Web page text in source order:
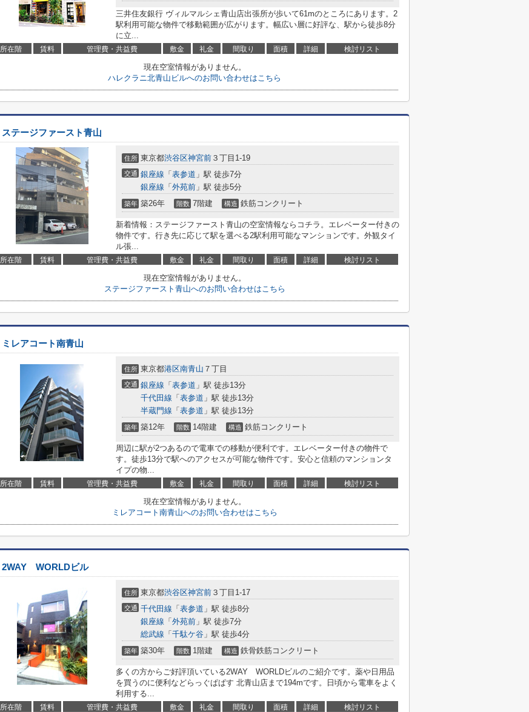
三井住友銀行 ヴィルマルシェ青山店出張所が歩いて61mのところにあります。2
駅利用可能な物件で移動範囲が広がります。幅広い層に好評な、駅から徒歩8分
に立...
所在階 賃料 管理費・共益費 敷金 礼金 間取り 面積 詳細 検討リスト
現在空室情報がありません。
ハレクラニ北青山ビルへのお問い合わせはこちら
ステージファースト青山
住所 東京都渋谷区神宮前 ３丁目1-19
交通 銀座線 「 表参道 」駅 徒歩7分
銀座線 「 外苑前 」駅 徒歩5分
築年 築26年 階数 7階建 構造 鉄筋コンクリート
新着情報：ステージファースト青山の空室情報ならコチラ。エレベーター付きの
物件です。行き先に応じて駅を選べる2駅利用可能なマンションです。外観タイ
ル張...
所在階 賃料 管理費・共益費 敷金 礼金 間取り 面積 詳細 検討リスト
現在空室情報がありません。
ステージファースト青山へのお問い合わせはこちら
ミレアコート南青山
住所 東京都港区南青山 ７丁目
交通 銀座線 「 表参道 」駅 徒歩13分
千代田線 「 表参道 」駅 徒歩13分
半蔵門線 「 表参道 」駅 徒歩13分
築年 築12年 階数 14階建 構造 鉄筋コンクリート
周辺に駅が2つあるので電車での移動が便利です。エレベーター付きの物件で
す。徒歩13分で駅へのアクセスが可能な物件です。安心と信頼のマンションタ
イプの物...
所在階 賃料 管理費・共益費 敷金 礼金 間取り 面積 詳細 検討リスト
現在空室情報がありません。
ミレアコート南青山へのお問い合わせはこちら
2WAY WORLDビル
住所 東京都渋谷区神宮前 ３丁目1-17
交通 千代田線 「 表参道 」駅 徒歩8分
銀座線 「 外苑前 」駅 徒歩7分
総武線 「 千駄ケ谷 」駅 徒歩4分
築年 築30年 階数 1階建 構造 鉄骨鉄筋コンクリート
多くの方からご好評頂いている2WAY WORLDビルのご紹介です。薬や日用品
を買うのに便利などらっぐぱぱす 北青山店まで194mです。日頃から電車をよく
利用する...
所在階 賃料 管理費・共益費 敷金 礼金 間取り 面積 詳細 検討リスト